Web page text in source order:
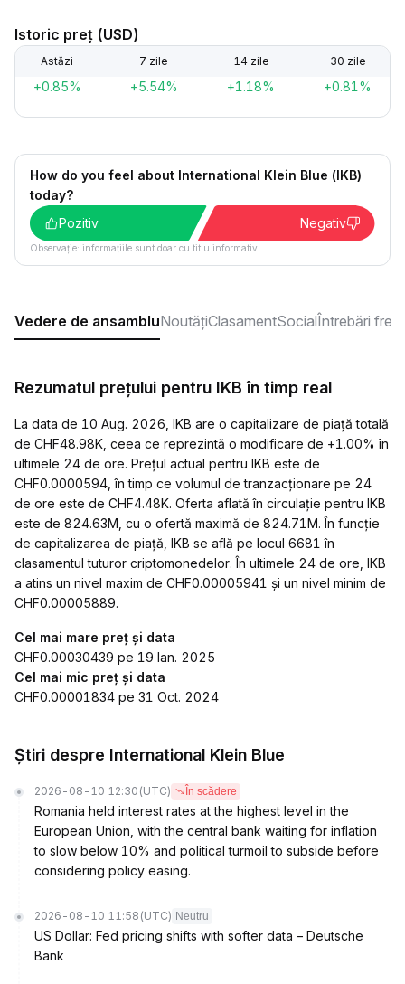
Istoric preț (USD)
Astăzi 7 zile 14 zile 30 zile
+0.85% +5.54% +1.18% +0.81%
How do you feel about International Klein Blue (IKB)
today?
Pozitiv
Negativ
Observație: informațiile sunt doar cu titlu informativ.
Vedere de ansambluNoutățiClasamentSocialÎntrebări
Rezumatul prețului pentru IKB în timp real
La data de 10 Aug. 2026, IKB are o capitalizare de piață totală
de CHF48.98K, ceea ce reprezintă o modificare de +1.00% în
ultimele 24 de ore. Prețul actual pentru IKB este de
CHF0.0000594, în timp ce volumul de tranzacționare pe 24
de ore este de CHF4.48K. Oferta aflată în circulație pentru IKB
este de 824.63M, cu o ofertă maximă de 824.71M. În funcție
de capitalizarea de piață, IKB se află pe locul 6681 în
clasamentul tuturor criptomonedelor. În ultimele 24 de ore, IKB
a atins un nivel maxim de CHF0.00005941 și un nivel minim de
CHF0.00005889.
Cel mai mare preț și data
CHF0.00030439 pe 19 Ian. 2025
Cel mai mic preț și data
CHF0.00001834 pe 31 Oct. 2024
Știri despre International Klein Blue
2026-08-10 12:30 (UTC) În scădere
Romania held interest rates at the highest level in the
European Union, with the central bank waiting for inflation
to slow below 10% and political turmoil to subside before
considering policy easing.
2026-08-10 11:58 (UTC) Neutru
US Dollar: Fed pricing shifts with softer data – Deutsche
Bank